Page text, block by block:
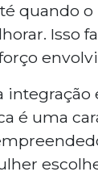
quando
Isso
é uma